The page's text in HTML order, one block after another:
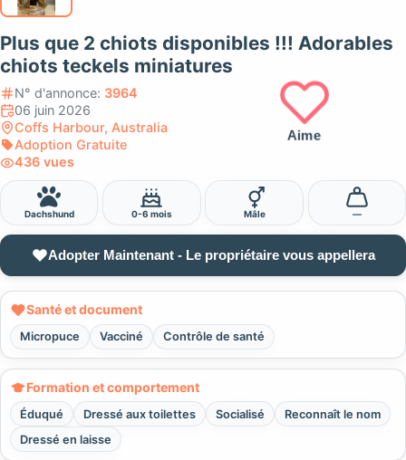
Plus que 2 chiots disponibles !!! Adorables
chiots teckels miniatures
N° d'annonce: 3964
06 juin 2026
Coffs Harbour, Australia
Adoption Gratuite
436 vues
Aime
Dachshund 0-6 mois Mâle —
Adopter Maintenant - Le propriétaire vous appellera
Santé et document
Micropuce Vacciné Contrôle de santé
Formation et comportement
Éduqué Dressé aux toilettes Socialisé
Reconnaît le nom
Dressé en laisse